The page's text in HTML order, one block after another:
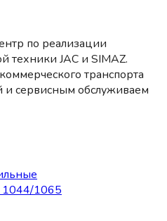
по реализации
техники JAC и SIMAZ.
транспорта
и сервисным обслуживаем
1044/1065